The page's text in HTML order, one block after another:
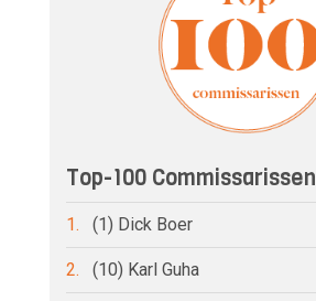
Top-100 Commissarissen
1. (1) Dick Boer
2. (10) Karl Guha